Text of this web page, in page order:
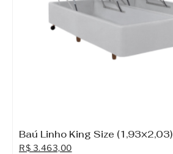
Baú Linho King Size (1,93×2,03)
R$ 3.463,00